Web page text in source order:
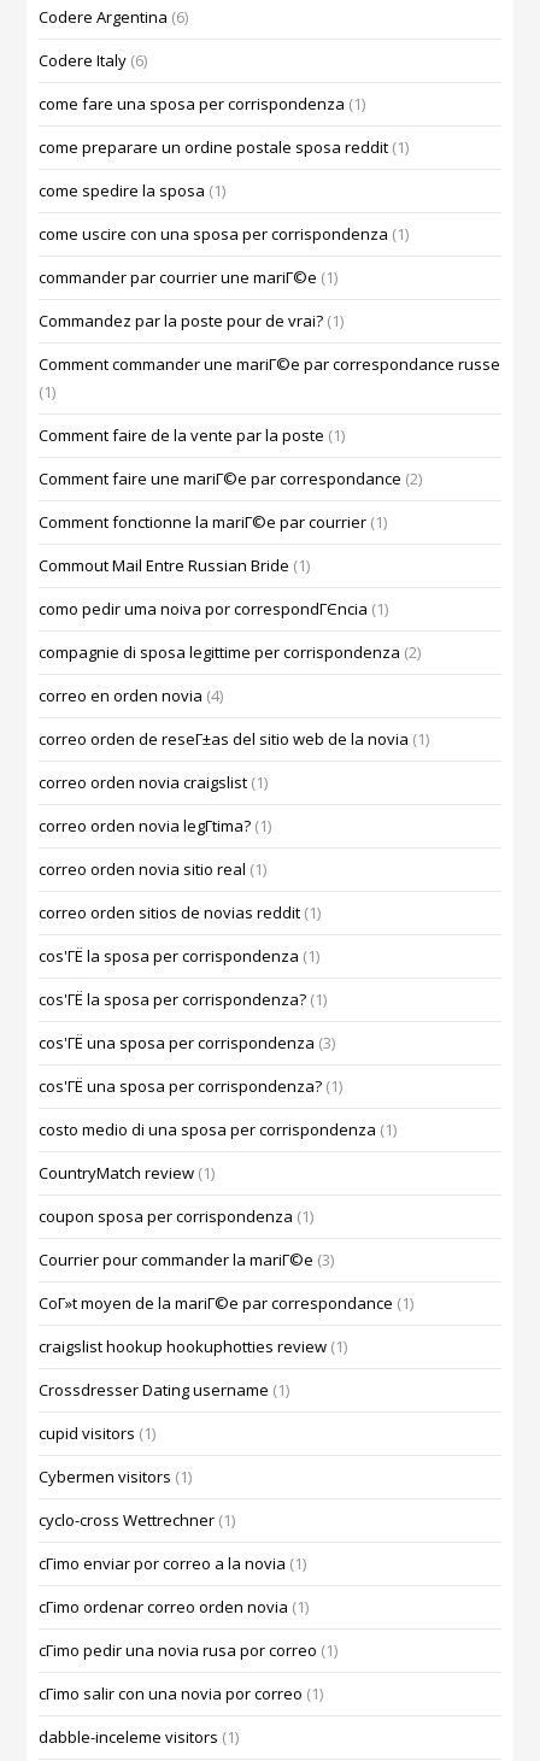
Codere Argentina (6)
Codere Italy (6)
come fare una sposa per corrispondenza (1)
come preparare un ordine postale sposa reddit (1)
come spedire la sposa (1)
come uscire con una sposa per corrispondenza (1)
commander par courrier une mariГ©e (1)
Commandez par la poste pour de vrai? (1)
Comment commander une mariГ©e par correspondance russe
(1)
Comment faire de la vente par la poste (1)
Comment faire une mariГ©e par correspondance (2)
Comment fonctionne la mariГ©e par courrier (1)
Commout Mail Entre Russian Bride (1)
como pedir uma noiva por correspondГЄncia (1)
compagnie di sposa legittime per corrispondenza (2)
correo en orden novia (4)
correo orden de reseГ±as del sitio web de la novia (1)
correo orden novia craigslist (1)
correo orden novia legГ­tima? (1)
correo orden novia sitio real (1)
correo orden sitios de novias reddit (1)
cos'ГЁ la sposa per corrispondenza (1)
cos'ГЁ la sposa per corrispondenza? (1)
cos'ГЁ una sposa per corrispondenza (3)
cos'ГЁ una sposa per corrispondenza? (1)
costo medio di una sposa per corrispondenza (1)
CountryMatch review (1)
coupon sposa per corrispondenza (1)
Courrier pour commander la mariГ©e (3)
CoГ»t moyen de la mariГ©e par correspondance (1)
craigslist hookup hookuphotties review (1)
Crossdresser Dating username (1)
cupid visitors (1)
Cybermen visitors (1)
cyclo-cross Wettrechner (1)
cГіmo enviar por correo a la novia (1)
cГіmo ordenar correo orden novia (1)
cГіmo pedir una novia rusa por correo (1)
cГіmo salir con una novia por correo (1)
dabble-inceleme visitors (1)